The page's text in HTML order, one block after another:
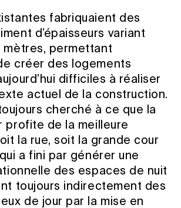
fabriquaient des
d’épaisseurs variant
mètres, permettant
créer des logements
difficiles à réaliser
actuel de la construction.
cherché à ce que la
profite de la meilleure
la rue, soit la grande cour
a fini par générer une
des espaces de nuit
toujours indirectement des
de jour par la mise en